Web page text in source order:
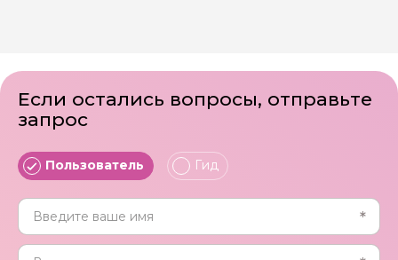
Если остались вопросы, отправьте
запрос
Пользователь Гид